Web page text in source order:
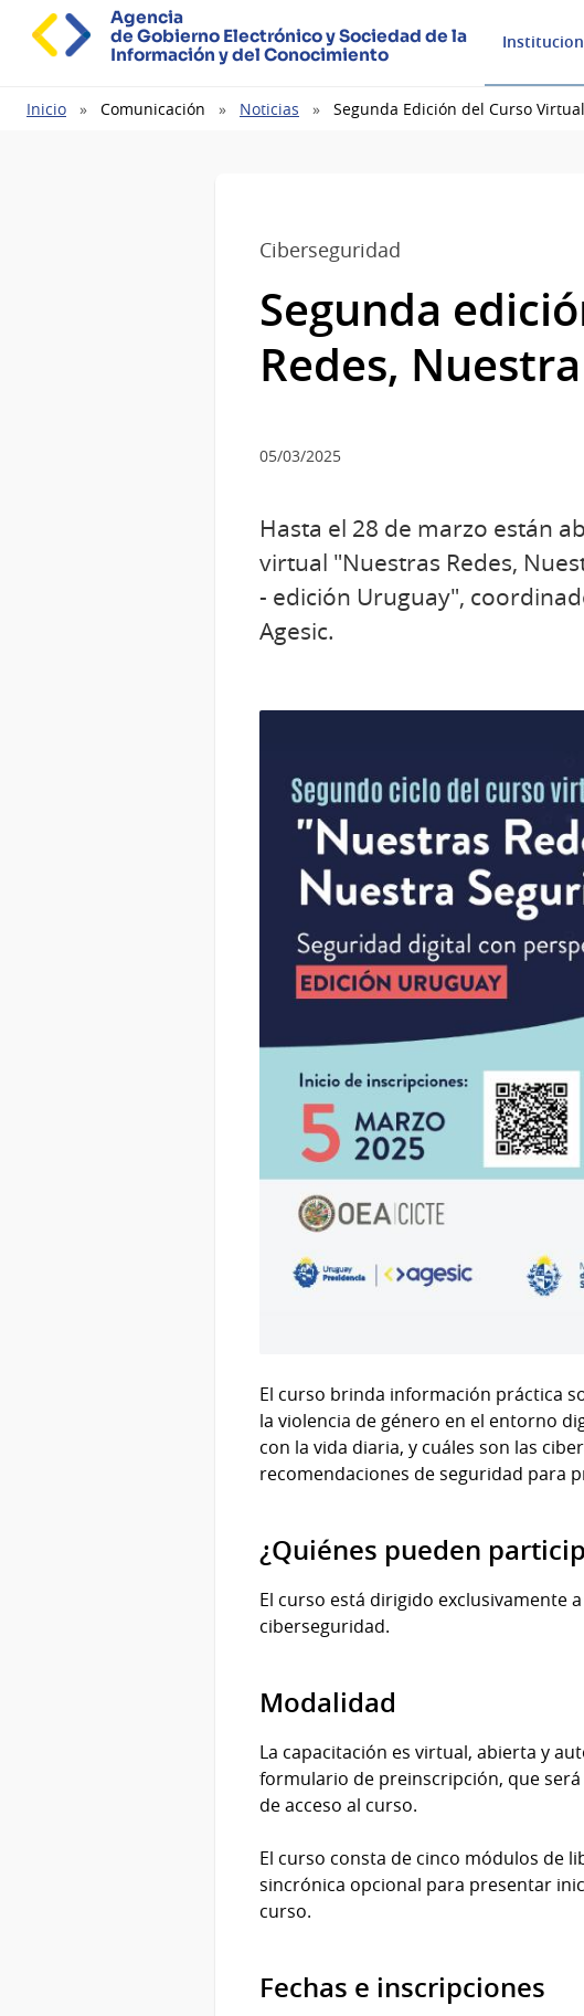
Agencia
de Gobierno Electrónico y Sociedad de la
Información y del Conocimiento
Ruta
Inicio Comunicación Noticias Segunda Edición del Curso
Ciberseguridad
Segunda
Redes,
05/03/2025
Hasta el 28 de marzo están
virtual "Nuestras Redes,
- edición Uruguay",
Agesic.
El curso brinda información práctica
la violencia de género en el entorno
con la vida diaria, y cuáles son las
recomendaciones de seguridad para
¿Quiénes pueden
El curso está dirigido exclusivamente
ciberseguridad.
Modalidad
La capacitación es virtual, abierta y
formulario de preinscripción, que
de acceso al curso.
El curso consta de cinco módulos de
sincrónica opcional para presentar
curso.
Fechas e inscripciones